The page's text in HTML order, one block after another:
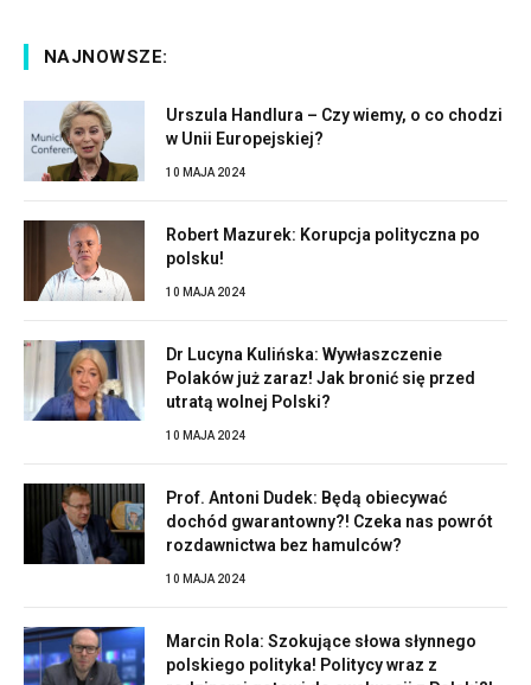
NAJNOWSZE:
Urszula Handlura – Czy wiemy, o co chodzi
w Unii Europejskiej?
10 MAJA 2024
Robert Mazurek: Korupcja polityczna po
polsku!
10 MAJA 2024
Dr Lucyna Kulińska: Wywłaszczenie
Polaków już zaraz! Jak bronić się przed
utratą wolnej Polski?
10 MAJA 2024
Prof. Antoni Dudek: Będą obiecywać
dochód gwarantowny?! Czeka nas powrót
rozdawnictwa bez hamulców?
10 MAJA 2024
Marcin Rola: Szokujące słowa słynnego
polskiego polityka! Politycy wraz z